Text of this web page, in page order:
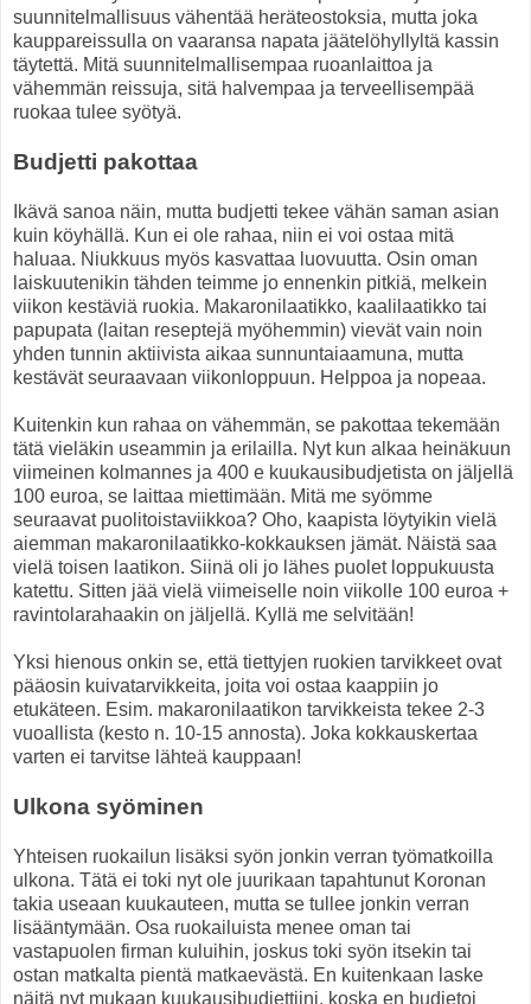
suunnitelmallisuus vähentää heräteostoksia, mutta joka
kauppareissulla on vaaransa napata jäätelöhyllyltä kassin
täytettä. Mitä suunnitelmallisempaa ruoanlaittoa ja
vähemmän reissuja, sitä halvempaa ja terveellisempää
ruokaa tulee syötyä.
Budjetti pakottaa
Ikävä sanoa näin, mutta budjetti tekee vähän saman asian
kuin köyhällä. Kun ei ole rahaa, niin ei voi ostaa mitä
haluaa. Niukkuus myös kasvattaa luovuutta. Osin oman
laiskuutenikin tähden teimme jo ennenkin pitkiä, melkein
viikon kestäviä ruokia. Makaronilaatikko, kaalilaatikko tai
papupata (laitan reseptejä myöhemmin) vievät vain noin
yhden tunnin aktiivista aikaa sunnuntaiaamuna, mutta
kestävät seuraavaan viikonloppuun. Helppoa ja nopeaa.
Kuitenkin kun rahaa on vähemmän, se pakottaa tekemään
tätä vieläkin useammin ja erilailla. Nyt kun alkaa heinäkuun
viimeinen kolmannes ja 400 e kuukausibudjetista on jäljellä
100 euroa, se laittaa miettimään. Mitä me syömme
seuraavat puolitoistaviikkoa? Oho, kaapista löytyikin vielä
aiemman makaronilaatikko-kokkauksen jämät. Näistä saa
vielä toisen laatikon. Siinä oli jo lähes puolet loppukuusta
katettu. Sitten jää vielä viimeiselle noin viikolle 100 euroa +
ravintolarahaakin on jäljellä. Kyllä me selvitään!
Yksi hienous onkin se, että tiettyjen ruokien tarvikkeet ovat
pääosin kuivatarvikkeita, joita voi ostaa kaappiin jo
etukäteen. Esim. makaronilaatikon tarvikkeista tekee 2-3
vuoallista (kesto n. 10-15 annosta). Joka kokkauskertaa
varten ei tarvitse lähteä kauppaan!
Ulkona syöminen
Yhteisen ruokailun lisäksi syön jonkin verran työmatkoilla
ulkona. Tätä ei toki nyt ole juurikaan tapahtunut Koronan
takia useaan kuukauteen, mutta se tullee jonkin verran
lisääntymään. Osa ruokailuista menee oman tai
vastapuolen firman kuluihin, joskus toki syön itsekin tai
ostan matkalta pientä matkaevästä. En kuitenkaan laske
näitä nyt mukaan kuukausibudjettiini, koska en budjetoi